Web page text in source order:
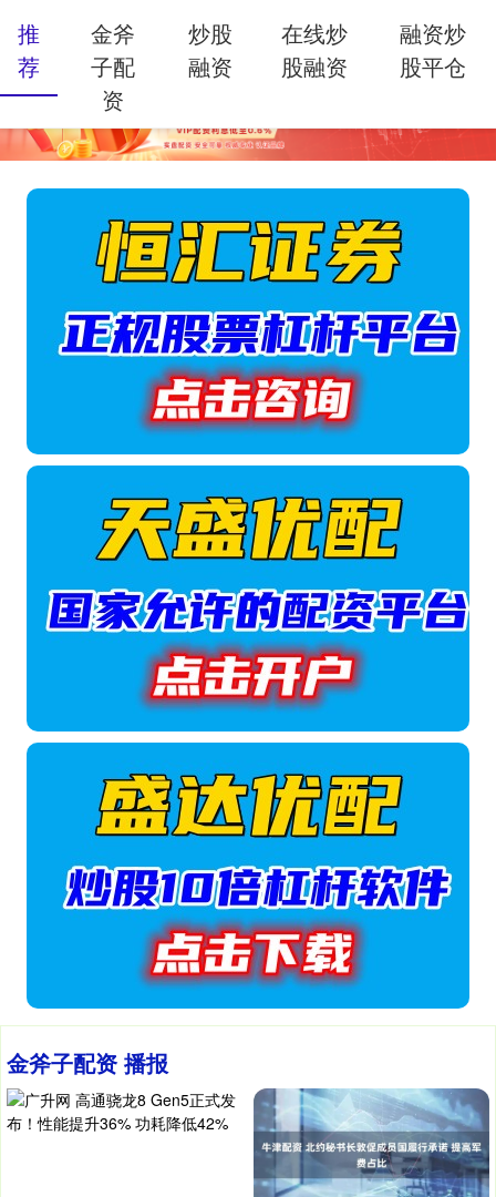
金斧子配资 播报
推
荐
金斧
子配
资
炒股
融资
在线炒
股融资
融资炒
股平仓